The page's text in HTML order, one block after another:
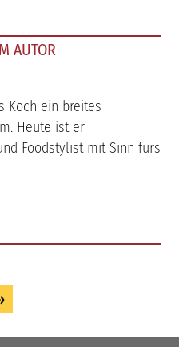
AUTOR
Koch ein breites
Heute ist er
Foodstylist mit Sinn fürs